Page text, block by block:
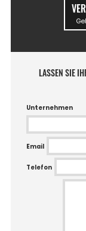
LASSEN SIE
Unternehmen
Email
Telefon